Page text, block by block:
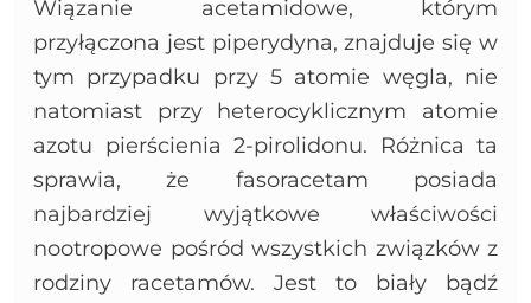
Wiązanie acetamidowe, którym
przyłączona jest piperydyna, znajduje się w
tym przypadku przy 5 atomie węgla, nie
natomiast przy heterocyklicznym atomie
azotu pierścienia 2-pirolidonu. Różnica ta
sprawia, że fasoracetam posiada
najbardziej wyjątkowe właściwości
nootropowe pośród wszystkich związków z
rodziny racetamów. Jest to biały bądź